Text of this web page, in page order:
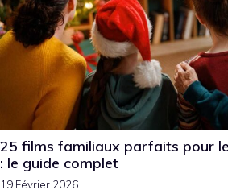
25 films familiaux parfaits pour
: le guide complet
19 Février 2026